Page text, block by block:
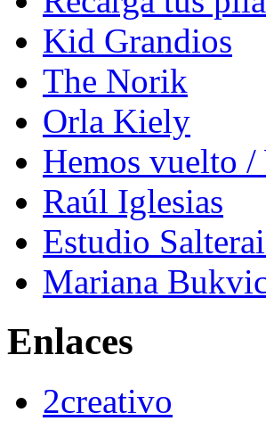
Kid Grandios
The Norik
Orla Kiely
Hemos vuelto /
Raúl Iglesias
Estudio
Mariana
Enlaces
2creativo